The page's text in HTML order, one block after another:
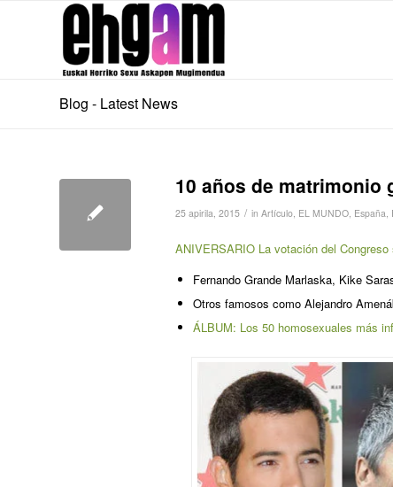
Blog - Latest News
10 años de matrimonio
25 apirila, 2015 / in Artículo, EL MUNDO, España,
ANIVERSARIO La votación del
Fernando Grande Marlaska, Kike
Otros famosos como Alejandro
ÁLBUM: Los 50 homosexuales más